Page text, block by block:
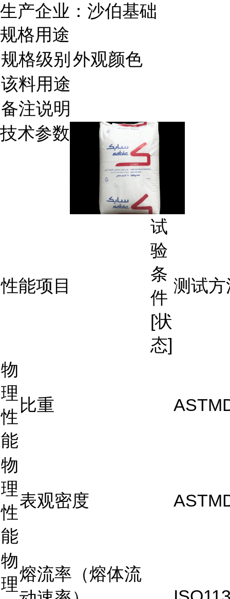
生产企业：沙伯基础
规格用途
规格级别 外观颜色
该料用途
备注说明
技术参数
性能项目
试
验
条
件
[状
态]
测试方
物
理
性
能
比重
物
理
性
能
表观密度
物
理
熔流率（熔体流